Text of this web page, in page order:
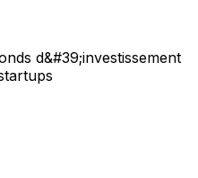
d&#39;investissement